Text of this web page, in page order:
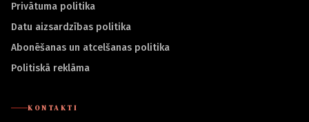
Privātuma politika
Datu aizsardzības politika
Abonēšanas un atcelšanas politika
Politiskā reklāma
KONTAKTI